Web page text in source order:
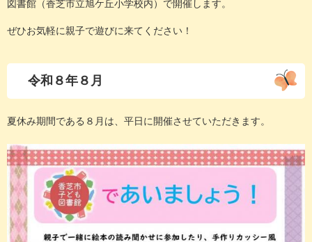
図書館（香芝市立旭ケ丘小学校内）で開催します。
ぜひお気軽に親子で遊びに来てください！
令和８年８月
夏休み期間である８月は、平日に開催させていただきます。